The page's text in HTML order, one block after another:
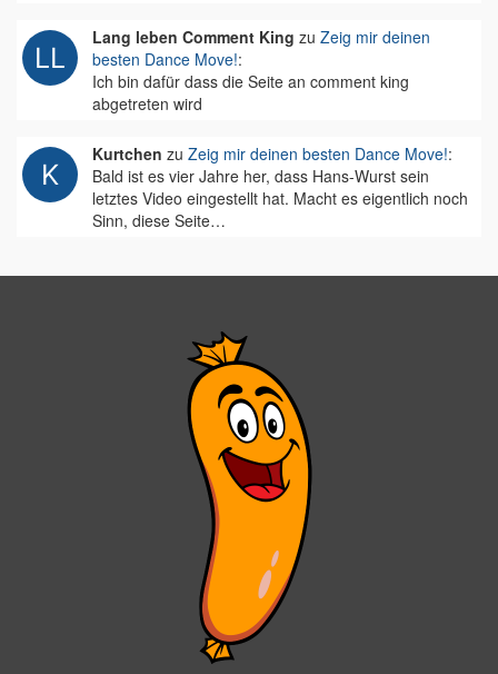
Lang leben Comment King zu Zeig mir deinen
besten Dance Move!:
Ich bin dafür dass die Seite an comment king
abgetreten wird
Kurtchen zu Zeig mir deinen besten Dance Move!:
Bald ist es vier Jahre her, dass Hans-Wurst sein
letztes Video eingestellt hat. Macht es eigentlich noch
Sinn, diese Seite…